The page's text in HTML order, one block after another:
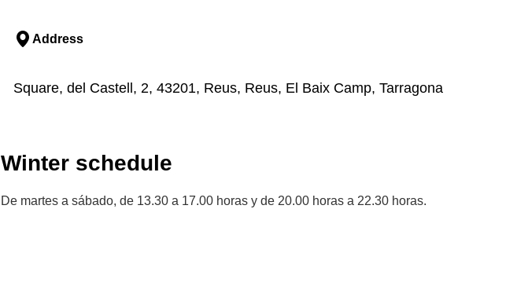
Address
Square, del Castell, 2, 43201, Reus, Reus, El Baix Camp, Tarragona
Winter schedule
De martes a sábado, de 13.30 a 17.00 horas y de 20.00 horas a 22.30 horas.